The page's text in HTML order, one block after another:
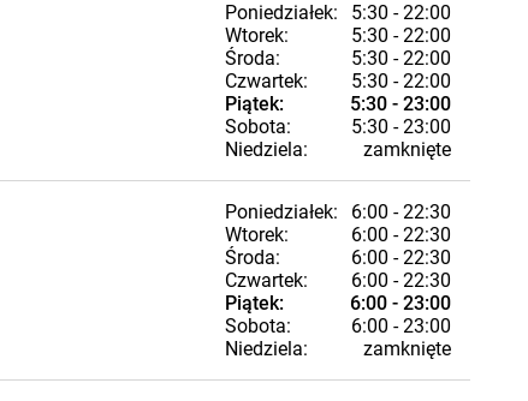
Poniedziałek:
5:30 - 22:00
Wtorek:
5:30 - 22:00
Środa:
5:30 - 22:00
Czwartek:
5:30 - 22:00
Piątek:
5:30 - 23:00
Sobota:
5:30 - 23:00
Niedziela:
zamknięte
Poniedziałek:
6:00 - 22:30
Wtorek:
6:00 - 22:30
Środa:
6:00 - 22:30
Czwartek:
6:00 - 22:30
Piątek:
6:00 - 23:00
Sobota:
6:00 - 23:00
Niedziela:
zamknięte